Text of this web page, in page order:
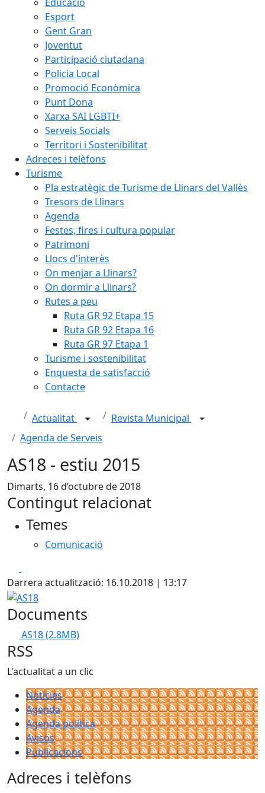
Esport
Gent Gran
Joventut
Participació ciutadana
Policia Local
Promoció Econòmica
Punt Dona
Xarxa SAI LGBTI+
Serveis Socials
Territori i Sostenibilitat
Adreces i telèfons
Turisme
Pla estratègic de Turisme de Llinars del Vallès
Tresors de Llinars
Agenda
Festes, fires i cultura popular
Patrimoni
Llocs d'interès
On menjar a Llinars?
On dormir a Llinars?
Rutes a peu
Ruta GR 92 Etapa 15
Ruta GR 92 Etapa 16
Ruta GR 97 Etapa 1
Turisme i sostenibilitat
Enquesta de satisfacció
Contacte
Actualitat
Revista Municipal
Agenda de Serveis
AS18 - estiu 2015
Dimarts, 16 d’octubre de 2018
Contingut relacionat
Temes
Comunicació
Darrera actualització: 16.10.2018 | 13:17
AS18
Documents
AS18(2.8MB)
RSS
L'actualitat a un clic
Notícies
Agenda
Agenda política
Avisos
Publicacions
Adreces i telèfons